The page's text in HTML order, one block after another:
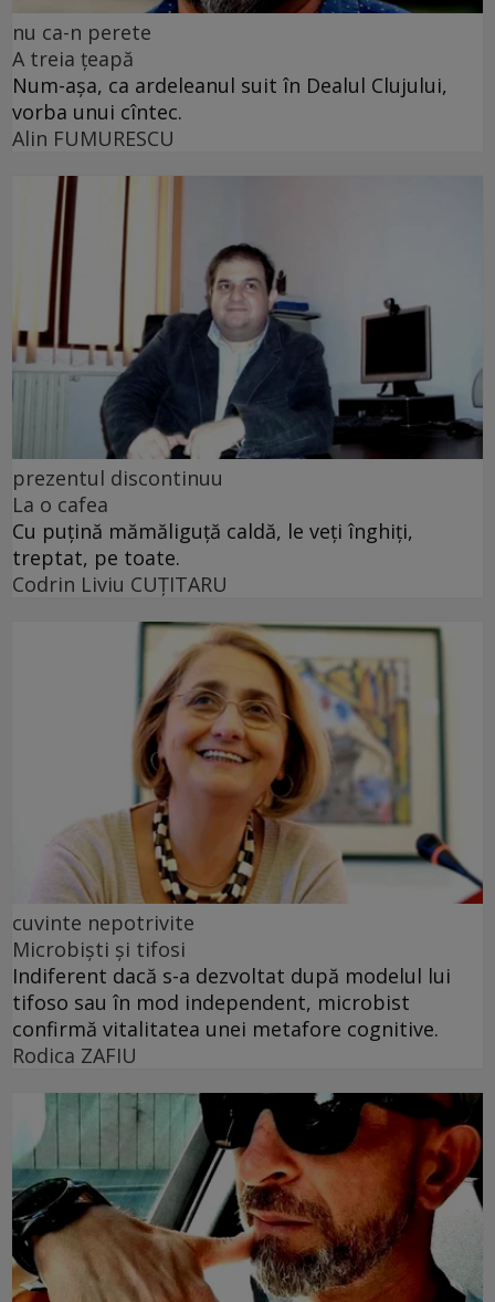
nu ca-n perete
A treia țeapă
Num-așa, ca ardeleanul suit în Dealul Clujului,
vorba unui cîntec.
Alin FUMURESCU
prezentul discontinuu
La o cafea
Cu puţină mămăliguţă caldă, le veţi înghiţi,
treptat, pe toate.
Codrin Liviu CUŢITARU
cuvinte nepotrivite
Microbiști și tifosi
Indiferent dacă s-a dezvoltat după modelul lui
tifoso sau în mod independent, microbist
confirmă vitalitatea unei metafore cognitive.
Rodica ZAFIU